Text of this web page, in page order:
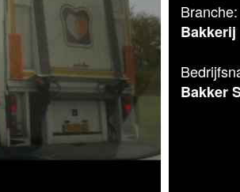
Branche:
Bakkerij
Bakker